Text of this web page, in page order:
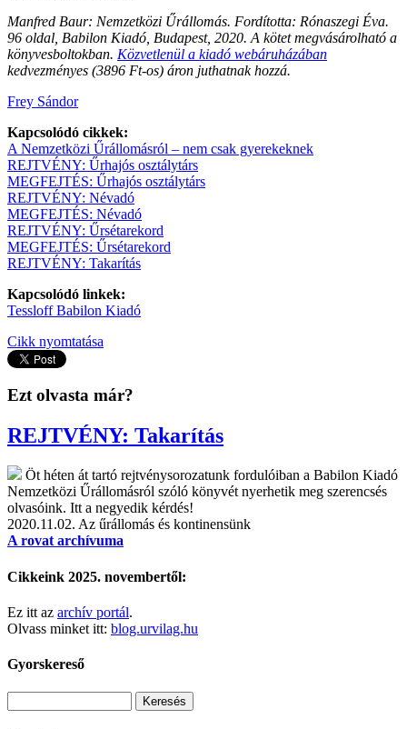
Manfred Baur: Nemzetközi Űrállomás. Fordította: Rónaszegi Éva.
96 oldal, Babilon Kiadó, Budapest, 2020. A kötet megvásárolható a
könyvesboltokban. Közvetlenül a kiadó webáruházában
kedvezményes (3896 Ft-os) áron juthatnak hozzá.
Frey Sándor
Kapcsolódó cikkek:
A Nemzetközi Űrállomásról – nem csak gyerekeknek
REJTVÉNY: Űrhajós osztálytárs
MEGFEJTÉS: Űrhajós osztálytárs
REJTVÉNY: Névadó
MEGFEJTÉS: Névadó
REJTVÉNY: Űrsétarekord
MEGFEJTÉS: Űrsétarekord
REJTVÉNY: Takarítás
Kapcsolódó linkek:
Tessloff Babilon Kiadó
Cikk nyomtatása
Ezt olvasta már?
REJTVÉNY: Takarítás
Öt héten át tartó rejtvénysorozatunk fordulóiban a Babilon Kiadó
Nemzetközi Űrállomásról szóló könyvét nyerhetik meg szerencsés
olvasóink. Itt a negyedik kérdés!
2020.11.02. Az űrállomás és kontinensünk
A rovat archívuma
Cikkeink 2025. novembertől:
Ez itt az archív portál.
Olvass minket itt: blog.urvilag.hu
Gyorskereső